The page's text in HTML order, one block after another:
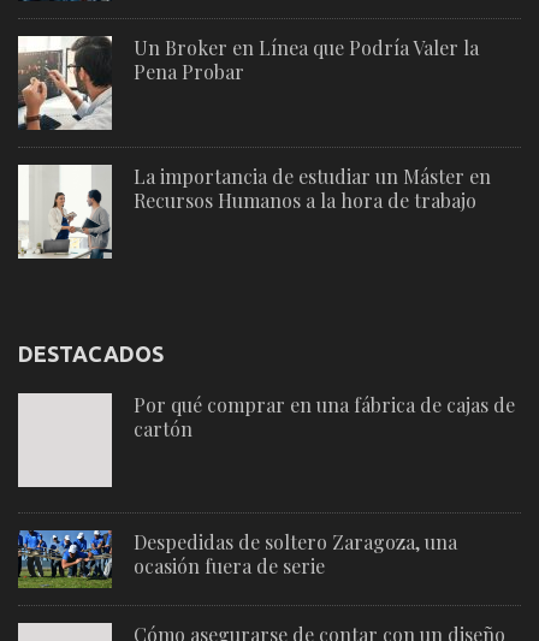
Un Broker en Línea que Podría Valer la
Pena Probar
La importancia de estudiar un Máster en
Recursos Humanos a la hora de trabajo
DESTACADOS
Por qué comprar en una fábrica de cajas de
cartón
Despedidas de soltero Zaragoza, una
ocasión fuera de serie
Cómo asegurarse de contar con un diseño